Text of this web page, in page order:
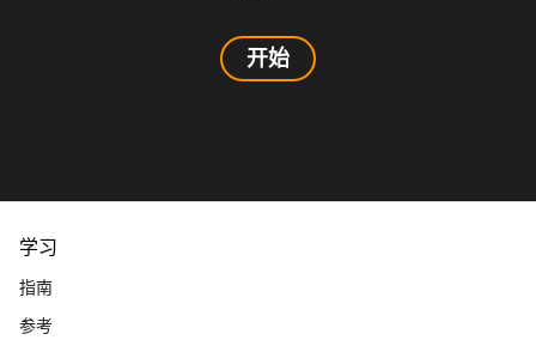
开始
学习
指南
参考